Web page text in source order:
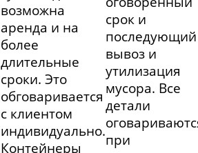
возможна
аренда и на
более
длительные
сроки. Это
обговаривается
с клиентом
индивидуально.
Контейнеры
срок и
последующий
вывоз и
утилизация
мусора. Все
детали
при